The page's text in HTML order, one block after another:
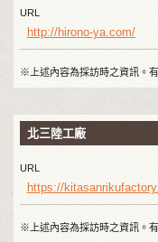
URL
http://hirono-ya.com/
※上述內容為採訪時之資訊。
北三陸工廠
URL
https://
※上述內容為採訪時之資訊。